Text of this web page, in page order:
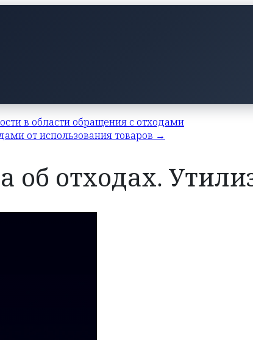
в области обращения с отходами
от использования товаров →
об отходах.